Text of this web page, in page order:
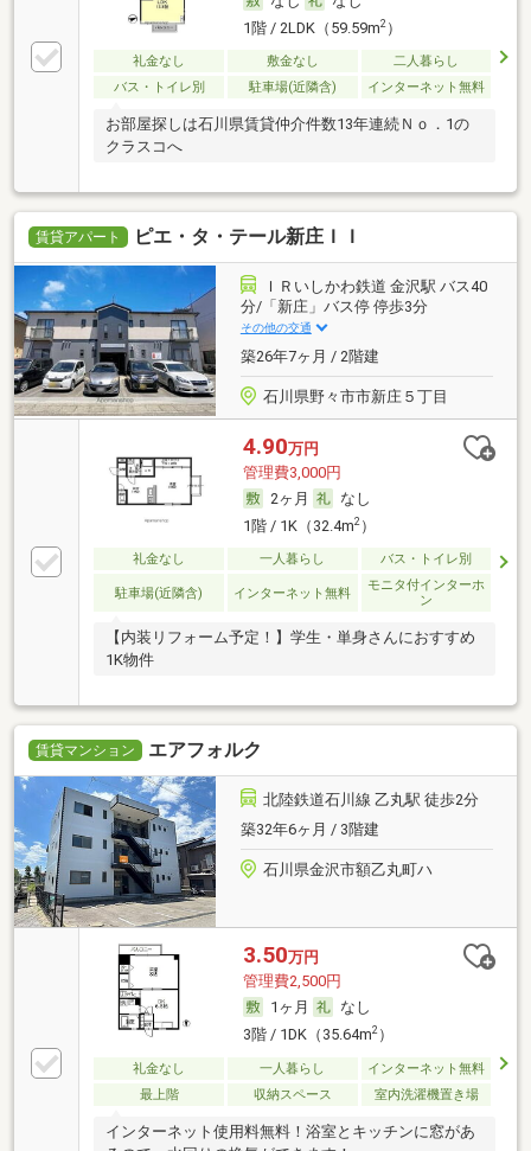
1階 / 2LDK（59.59m2）
礼金なし 敷金なし
二人暮らし
バス・トイレ別
駐車場(近隣含) インターネット無料
お部屋探しは石川県賃貸仲介件数13年連続Ｎｏ．1の
クラスコへ
賃貸アパート ピエ・タ・テール新庄ＩＩ
ＩＲいしかわ鉄道 金沢駅 バス40
分/「新庄」バス停 停歩3分
その他の交通
築26年7ヶ月 / 2階建
石川県野々市市新庄５丁目
4.90万円
管理費3,000円
2ヶ月
なし
1階 / 1K（32.4m2）
礼金なし 一人暮らし バス・トイレ別
駐車場(近隣含) インターネット無料
モニタ付インターホ
ン
【内装リフォーム予定！】学生・単身さんにおすすめ
1K物件
賃貸マンション エアフォルク
北陸鉄道石川線 乙丸駅 徒歩2分
築32年6ヶ月 / 3階建
石川県金沢市額乙丸町ハ
3.50万円
管理費2,500円
1ヶ月
なし
3階 / 1DK（35.64m2）
礼金なし 一人暮らし
インターネット無料
最上階
収納スペース 室内洗濯機置き場
インターネット使用料無料！浴室とキッチンに窓があ